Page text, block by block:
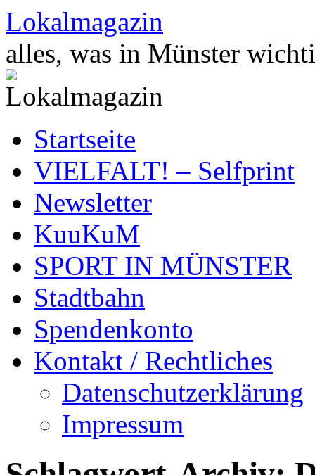
Zum
Inhalt
springen
Lokalmagazin
alles, was in Münster
Startseite
VIELFALT! – Selfprint
Newsletter
KuuKuM
SPORT IN MÜNSTER
Stadtbahn
Spendenkonto
Kontakt / Rechtliches
Datenschutzerklärung
Impressum